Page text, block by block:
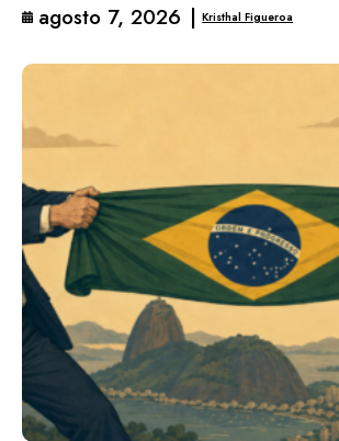
agosto 7, 2026 | Kristhal Figueroa